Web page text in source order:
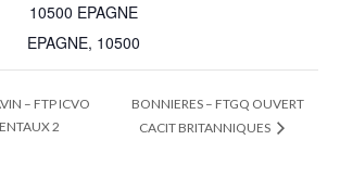
10500 EPAGNE
EPAGNE, 10500
– FTP ICVO
2
BONNIERES – FTGQ OUVERT
CACIT BRITANNIQUES